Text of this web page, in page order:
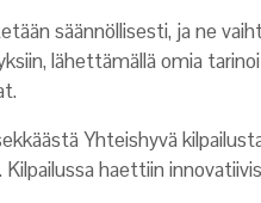
säännöllisesti, ja ne
lähettämällä omia
Yhteishyvä
haettiin